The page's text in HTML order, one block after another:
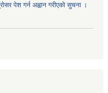
पेश गर्न अह्वान गरीएकाे सुचना ।